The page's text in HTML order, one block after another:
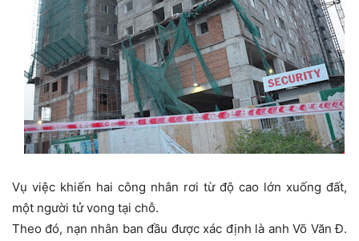
Vụ việc khiến hai công nhân rơi từ độ cao lớn xuống đất,
một người tử vong tại chỗ.
Theo đó, nạn nhân ban đầu được xác định là anh Võ Văn Đ.